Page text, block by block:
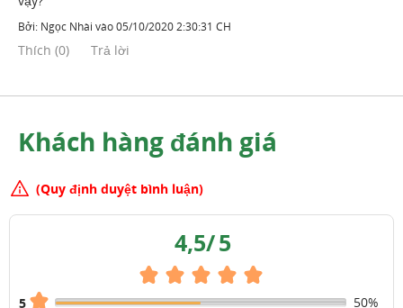
Bởi: Ngọc Nhài vào05/10/2020 2:30:31 CH
Thích (0) Trả lời
Khách hàng đánh giá
(Quy định duyệt bình luận)
4,5/5
5
50%